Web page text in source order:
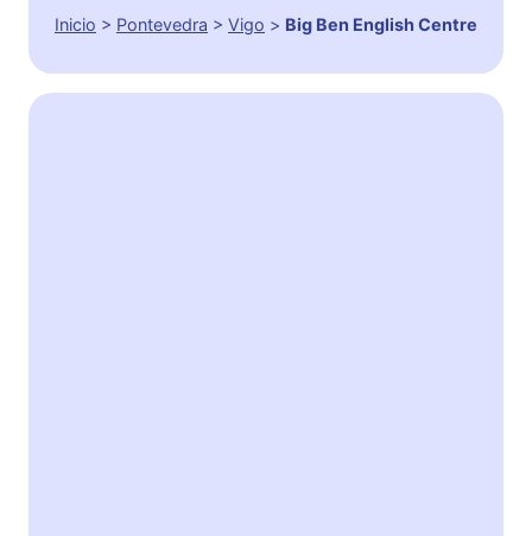
Inicio > Pontevedra > Vigo > Big Ben English Centre